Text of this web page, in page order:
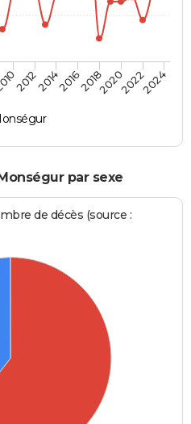
2012201420162018202020222024
par sexe
de décès (source :